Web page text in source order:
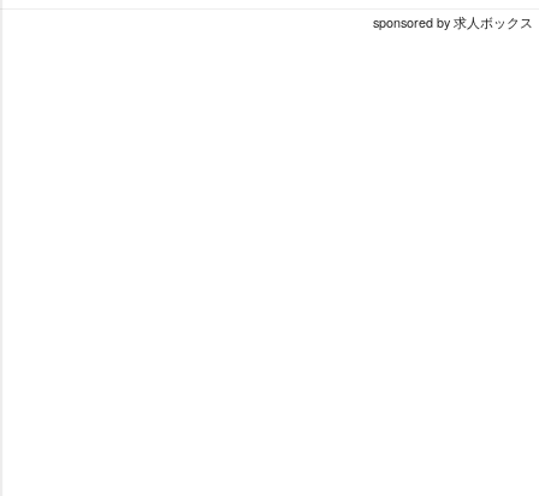
sponsored by 求人ボックス